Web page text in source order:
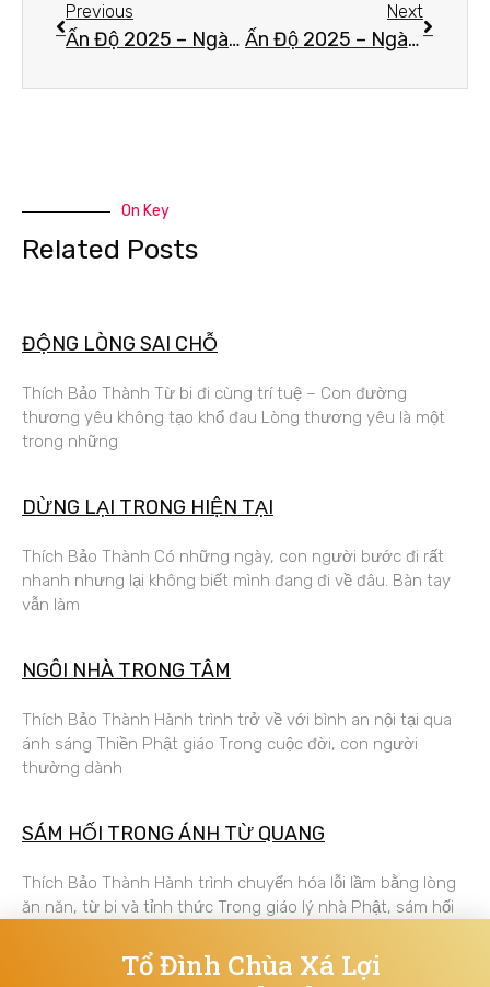
Previous
Ấn Độ 2025 – Ngày thứ 9 – VỀ THÀNH LÂM TỲ NI
Next
Ấn Độ 2025 – Ngày thứ 9 – VỀ THÀNH CA TỲ LA VỆ
On Key
Related Posts
ĐỘNG LÒNG SAI CHỖ
Thích Bảo Thành Từ bi đi cùng trí tuệ – Con đường
thương yêu không tạo khổ đau Lòng thương yêu là một
trong những
DỪNG LẠI TRONG HIỆN TẠI
Thích Bảo Thành Có những ngày, con người bước đi rất
nhanh nhưng lại không biết mình đang đi về đâu. Bàn tay
vẫn làm
NGÔI NHÀ TRONG TÂM
Thích Bảo Thành Hành trình trở về với bình an nội tại qua
ánh sáng Thiền Phật giáo Trong cuộc đời, con người
thường dành
SÁM HỐI TRONG ÁNH TỪ QUANG
Thích Bảo Thành Hành trình chuyển hóa lỗi lầm bằng lòng
ăn năn, từ bi và tỉnh thức Trong giáo lý nhà Phật, sám hối
Tổ Đình Chùa Xá Lợi